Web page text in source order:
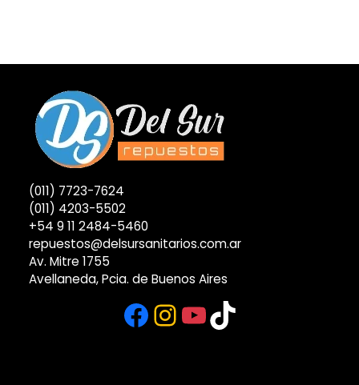
(011) 7723-7624
(011) 4203-5502
+54 9 11 2484-5460
repuestos@delsursanitarios.com.ar
Av. Mitre 1755
Avellaneda, Pcia. de Buenos Aires
Facebook
Instagram
YouTube
TikTok